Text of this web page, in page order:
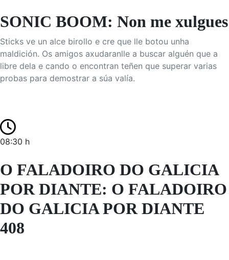
SONIC BOOM: Non me xulgues
Sticks ve un alce birollo e cre que lle botou unha
maldición. Os amigos axudaranlle a buscar alguén que a
libre dela e cando o encontran teñen que superar varias
probas para demostrar a súa valía.
08:30 h
O FALADOIRO DO GALICIA
POR DIANTE: O FALADOIRO
DO GALICIA POR DIANTE
408